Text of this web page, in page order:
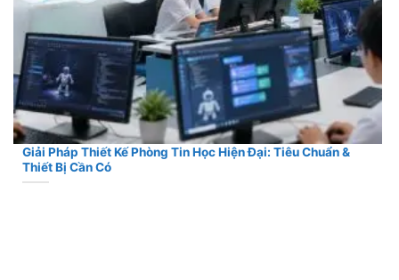
Giải Pháp Thiết Kế Phòng Tin Học Hiện Đại: Tiêu Chuẩn &
Thiết Bị Cần Có